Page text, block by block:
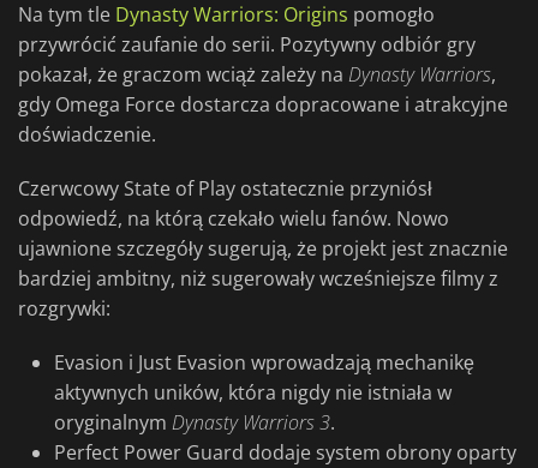
Na tym tle Dynasty Warriors: Origins pomogło
przywrócić zaufanie do serii. Pozytywny odbiór gry
pokazał, że graczom wciąż zależy na Dynasty Warriors,
gdy Omega Force dostarcza dopracowane i atrakcyjne
doświadczenie.
Czerwcowy State of Play ostatecznie przyniósł
odpowiedź, na którą czekało wielu fanów. Nowo
ujawnione szczegóły sugerują, że projekt jest znacznie
bardziej ambitny, niż sugerowały wcześniejsze filmy z
rozgrywki:
Evasion i Just Evasion wprowadzają mechanikę
aktywnych uników, która nigdy nie istniała w
oryginalnym Dynasty Warriors 3.
Perfect Power Guard dodaje system obrony oparty